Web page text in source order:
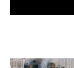
gli eventi del